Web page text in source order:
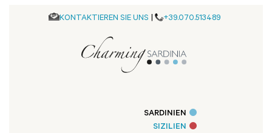
KONTAKTIEREN SIE UNS | +39.070.513489
SARDINIEN
SIZILIEN